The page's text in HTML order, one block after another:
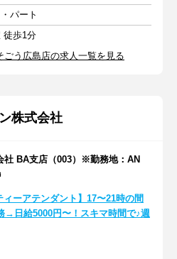
パート
徒歩1分
う広島店の求人一覧を見る
株式会社
社 BA支店（003）※勤務地：AN
ィーアテンダント】17〜21時の間
→日給5000円〜！スキマ時間で♪週